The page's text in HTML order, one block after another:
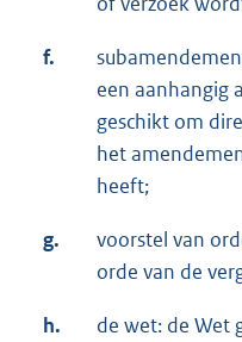
f.
een aanhangig
geschikt om
het
heeft;
g.
voorstel van
orde van de
h.
de wet: de Wet